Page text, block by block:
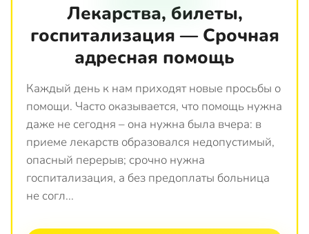
Лекарства, билеты,
госпитализация — Срочная
адресная помощь
Каждый день к нам приходят новые просьбы о
помощи. Часто оказывается, что помощь нужна
даже не сегодня – она нужна была вчера: в
приеме лекарств образовался недопустимый,
опасный перерыв; срочно нужна
госпитализация, а без предоплаты больница
не согл...